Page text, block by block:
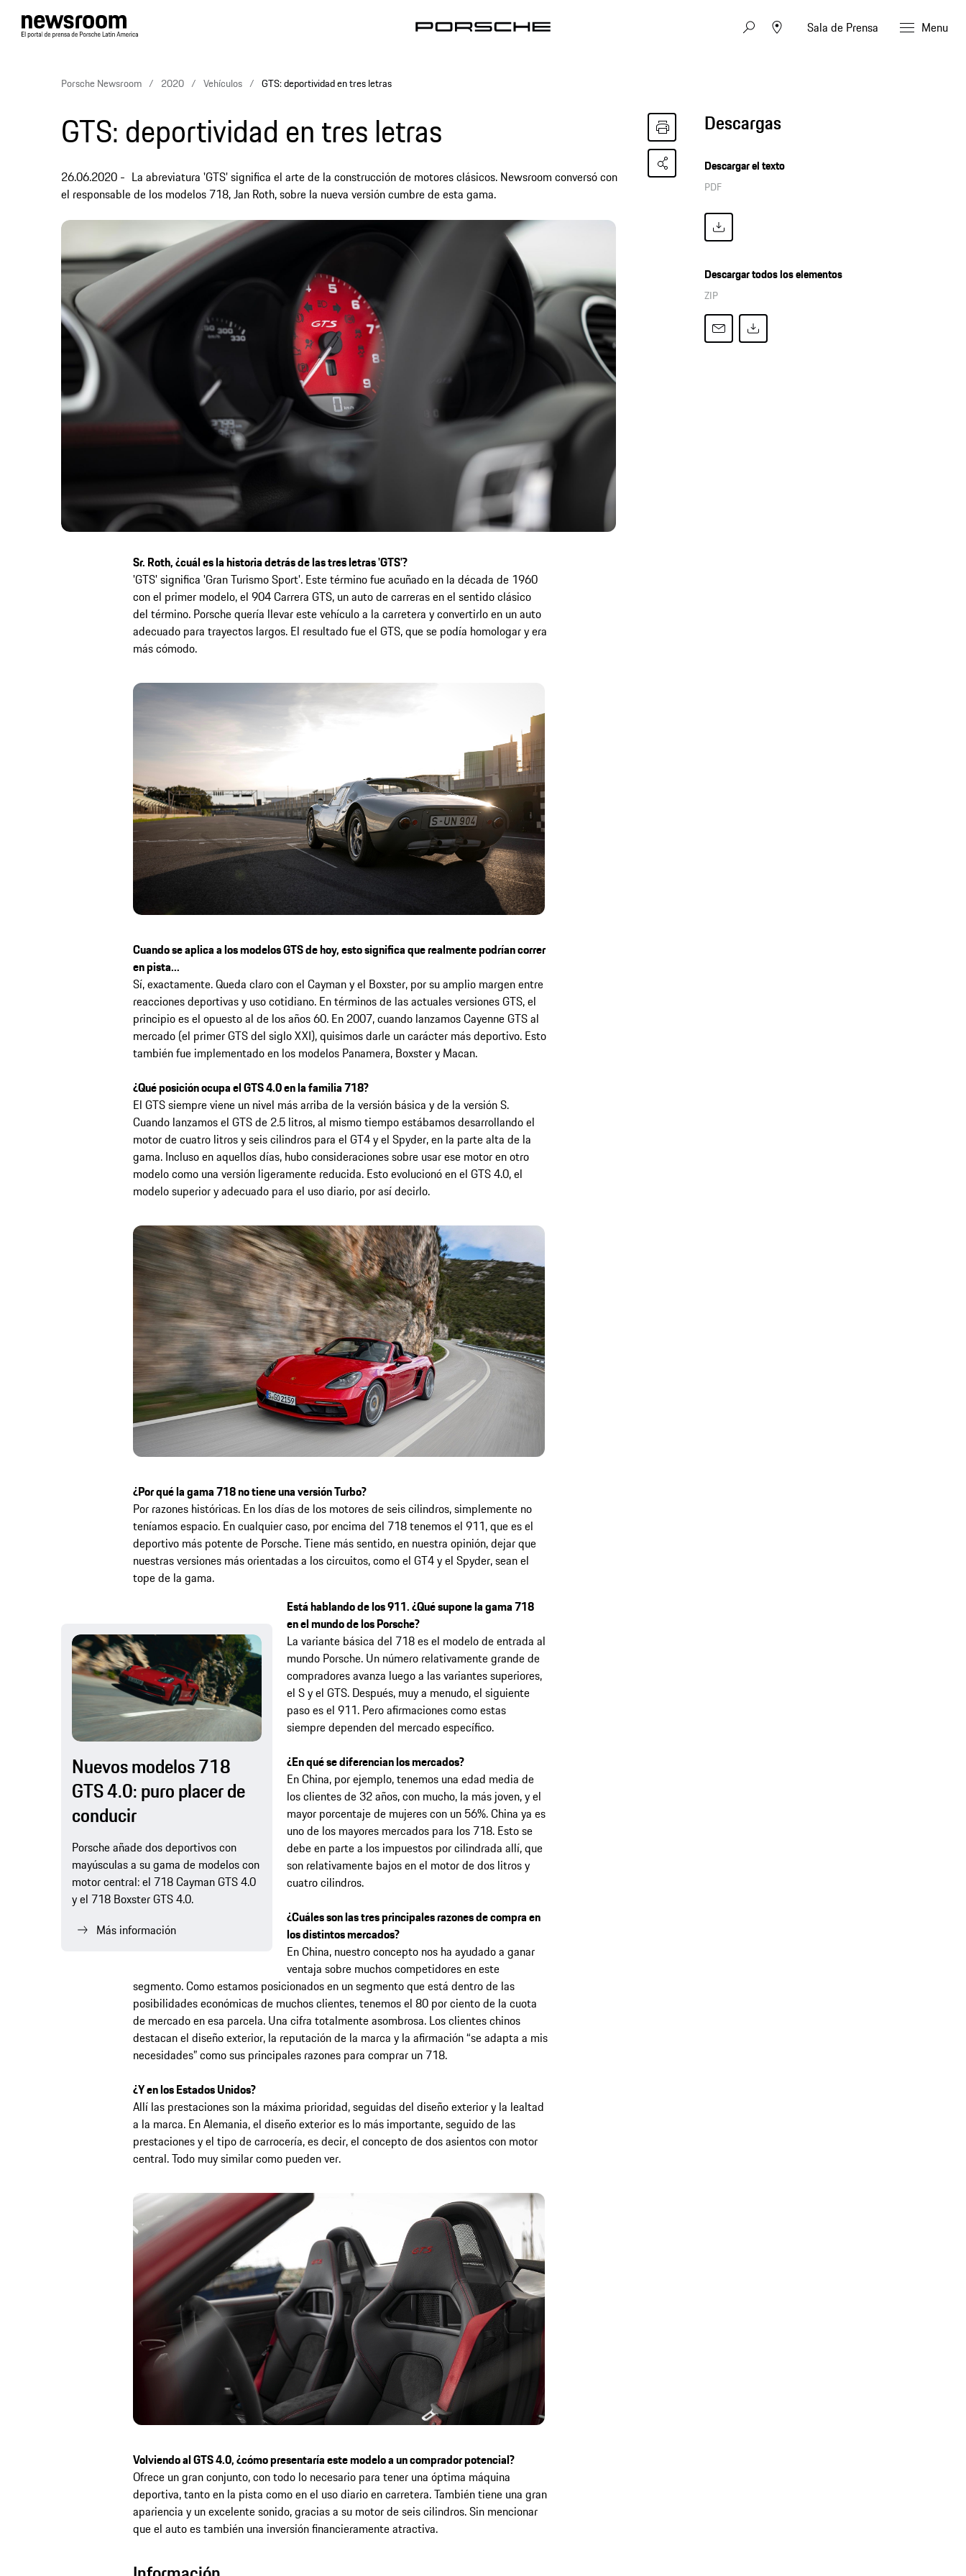
Sala de Prensa Menu
Porsche Newsroom 2020 Vehículos GTS: deportividad en tres letras
GTS: deportividad en tres letras
26.06.2020
La abreviatura 'GTS' significa el arte de la construcción de motores clásicos. Newsroom conversó con
el responsable de los modelos 718, Jan Roth, sobre la nueva versión cumbre de esta gama.
Sr. Roth, ¿cuál es la historia detrás de las tres letras 'GTS'?
'GTS' significa 'Gran Turismo Sport'. Este término fue acuñado en la década de 1960
con el primer modelo, el 904 Carrera GTS, un auto de carreras en el sentido clásico
del término. Porsche quería llevar este vehículo a la carretera y convertirlo en un auto
adecuado para trayectos largos. El resultado fue el GTS, que se podía homologar y era
más cómodo.
Cuando se aplica a los modelos GTS de hoy, esto significa que realmente podrían correr
en pista...
Sí, exactamente. Queda claro con el Cayman y el Boxster, por su amplio margen entre
reacciones deportivas y uso cotidiano. En términos de las actuales versiones GTS, el
principio es el opuesto al de los años 60. En 2007, cuando lanzamos Cayenne GTS al
mercado (el primer GTS del siglo XXI), quisimos darle un carácter más deportivo. Esto
también fue implementado en los modelos Panamera, Boxster y Macan.
¿Qué posición ocupa el GTS 4.0 en la familia 718?
El GTS siempre viene un nivel más arriba de la versión básica y de la versión S.
Cuando lanzamos el GTS de 2.5 litros, al mismo tiempo estábamos desarrollando el
motor de cuatro litros y seis cilindros para el GT4 y el Spyder, en la parte alta de la
gama. Incluso en aquellos días, hubo consideraciones sobre usar ese motor en otro
modelo como una versión ligeramente reducida. Esto evolucionó en el GTS 4.0, el
modelo superior y adecuado para el uso diario, por así decirlo.
¿Por qué la gama 718 no tiene una versión Turbo?
Por razones históricas. En los días de los motores de seis cilindros, simplemente no
teníamos espacio. En cualquier caso, por encima del 718 tenemos el 911, que es el
deportivo más potente de Porsche. Tiene más sentido, en nuestra opinión, dejar que
nuestras versiones más orientadas a los circuitos, como el GT4 y el Spyder, sean el
tope de la gama.
Nuevos modelos 718
GTS 4.0: puro placer de
conducir
Porsche añade dos deportivos con
mayúsculas a su gama de modelos con
motor central: el 718 Cayman GTS 4.0
y el 718 Boxster GTS 4.0.
Más información
Está hablando de los 911. ¿Qué supone la gama 718
en el mundo de los Porsche?
La variante básica del 718 es el modelo de entrada al
mundo Porsche. Un número relativamente grande de
compradores avanza luego a las variantes superiores,
el S y el GTS. Después, muy a menudo, el siguiente
paso es el 911. Pero afirmaciones como estas
siempre dependen del mercado específico.
¿En qué se diferencian los mercados?
En China, por ejemplo, tenemos una edad media de
los clientes de 32 años, con mucho, la más joven, y el
mayor porcentaje de mujeres con un 56%. China ya es
uno de los mayores mercados para los 718. Esto se
debe en parte a los impuestos por cilindrada allí, que
son relativamente bajos en el motor de dos litros y
cuatro cilindros.
¿Cuáles son las tres principales razones de compra en
los distintos mercados?
En China, nuestro concepto nos ha ayudado a ganar
ventaja sobre muchos competidores en este
segmento. Como estamos posicionados en un segmento que está dentro de las
posibilidades económicas de muchos clientes, tenemos el 80 por ciento de la cuota
de mercado en esa parcela. Una cifra totalmente asombrosa. Los clientes chinos
destacan el diseño exterior, la reputación de la marca y la afirmación “se adapta a mis
necesidades” como sus principales razones para comprar un 718.
¿Y en los Estados Unidos?
Allí las prestaciones son la máxima prioridad, seguidas del diseño exterior y la lealtad
a la marca. En Alemania, el diseño exterior es lo más importante, seguido de las
prestaciones y el tipo de carrocería, es decir, el concepto de dos asientos con motor
central. Todo muy similar como pueden ver.
Volviendo al GTS 4.0, ¿cómo presentaría este modelo a un comprador potencial?
Ofrece un gran conjunto, con todo lo necesario para tener una óptima máquina
deportiva, tanto en la pista como en el uso diario en carretera. También tiene una gran
apariencia y un excelente sonido, gracias a su motor de seis cilindros. Sin mencionar
que el auto es también una inversión financieramente atractiva.
Descargas
Descargar el texto
PDF
Descargar todos los elementos
ZIP